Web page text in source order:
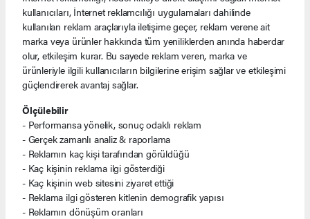
kullanıcıları, İnternet reklamcılığı uygulamaları dahilinde
kullanılan reklam araçlarıyla iletişime geçer, reklam verene ait
marka veya ürünler hakkında tüm yeniliklerden anında haberdar
olur, etkileşim kurar. Bu sayede reklam veren, marka ve
ürünleriyle ilgili kullanıcıların bilgilerine erişim sağlar ve etkileşimi
güçlendirerek avantaj sağlar.
Ölçülebilir
- Performansa yönelik, sonuç odaklı reklam
- Gerçek zamanlı analiz & raporlama
- Reklamın kaç kişi tarafından görüldüğü
- Kaç kişinin reklama ilgi gösterdiği
- Kaç kişinin web sitesini ziyaret ettiği
- Reklama ilgi gösteren kitlenin demografik yapısı
- Reklamın dönüşüm oranları